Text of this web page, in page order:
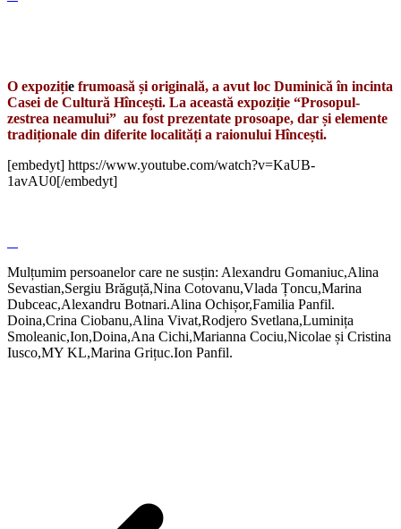
O expoziție frumoasă și originală, a avut loc Duminică în incinta
Casei de Cultură Hîncești. La această expoziție “Prosopul-
zestrea neamului” au fost prezentate prosoape, dar și elemente
tradiționale din diferite localități a raionului Hîncești.
[embedyt] https://www.youtube.com/watch?v=KaUB-
1avAU0[/embedyt]
Mulțumim persoanelor care ne susțin: Alexandru Gomaniuc,Alina
Sevastian,Sergiu Brăguță,Nina Cotovanu,Vlada Țoncu,Marina
Dubceac,Alexandru Botnari.Alina Ochișor,Familia Panfil.
Doina,Crina Ciobanu,Alina Vivat,Rodjero Svetlana,Luminița
Smoleanic,Ion,Doina,Ana Cichi,Marianna Cociu,Nicolae și Cristina
Iusco,MY KL,Marina Grițuc.Ion Panfil.